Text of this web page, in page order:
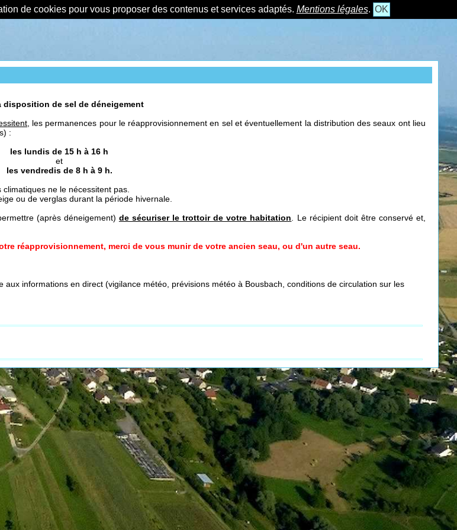
de cookies pour vous proposer des contenus et services adaptés. Mentions légales. OK
disposition de sel de déneigement
les permanences pour le réapprovisionnement en sel et éventuellement la distribution des seaux ont lieu
:
les lundis de 15 h à 16 h
et
les vendredis de 8 h à 9 h.
ne le nécessitent pas.
ou de verglas durant la période hivernale.
(après déneigement) de sécuriser le trottoir de votre habitation . Le récipient doit être conservé et,
réapprovisionnement, merci de vous munir de votre ancien seau, ou d'un autre seau.
informations en direct (vigilance météo, prévisions météo à Bousbach, conditions de circulation sur les